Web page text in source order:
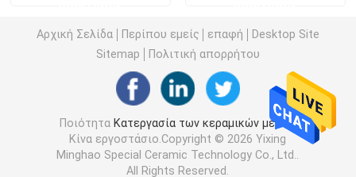
Κεραμικό πιάτο αλουμίνας
Κεραμική ράβδος αλουμίνας
Κεραμικός σωλήνας αλουμίνας
Αρχική Σελίδα Περίπου εμείς επαφή
Desktop Site
Sitemap
Πολιτική απορρήτου
Ποιότητα Κατεργασία των κεραμικών μερών
Κίνα εργοστάσιο.Copyright © 2026 Yixing
Minghao Special Ceramic Technology Co., Ltd..
All Rights Reserved.